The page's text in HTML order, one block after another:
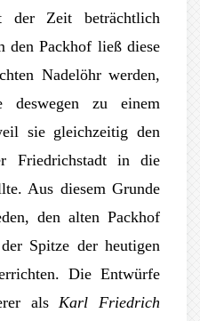
der Zeit beträchtlich
den Packhof ließ diese
Nadelöhr werden,
deswegen zu einem
sie gleichzeitig den
Friedrichstadt in die
Aus diesem Grunde
den alten Packhof
Spitze der heutigen
Die Entwürfe
alsKarl Friedrich